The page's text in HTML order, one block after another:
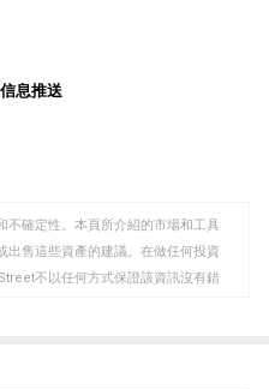
信息推送
不確定性。本頁所介紹的市場和工具
出售這些資產的建議。在做任何投資
不以任何方式保證該資訊沒有錯
政策或立場。作者不對本頁連結的